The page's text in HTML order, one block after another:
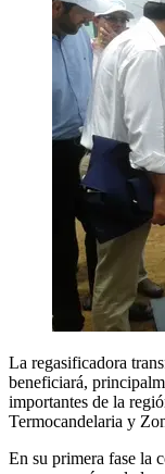
La regasificadora
beneficiará,
importantes de la
Termocandelaria y
En su primera fase la